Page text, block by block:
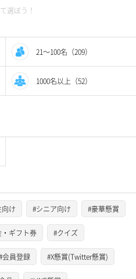
選ぼう！
21〜100名（209）
1000名以上（52）
け #シニア向け #豪華懸賞
・ギフト券 #クイズ
会員登録 #X懸賞(Twitter懸賞)